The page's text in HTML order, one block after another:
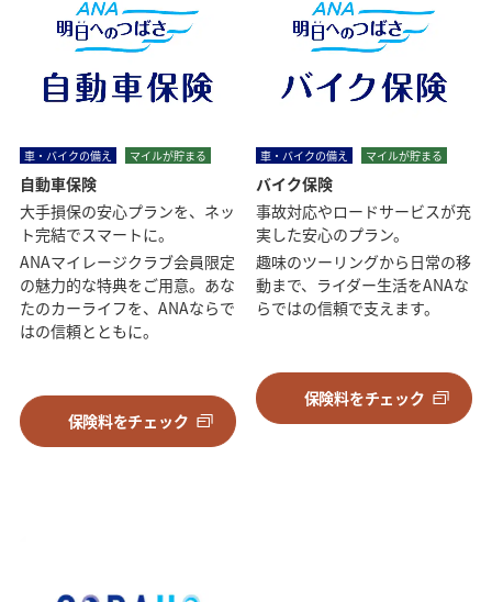
車・バイクの備え マイルが貯まる
自動車保険
大手損保の安心プランを、ネッ
ト完結でスマートに。
ANAマイレージクラブ会員限定
の魅力的な特典をご用意。あな
たのカーライフを、ANAならで
はの信頼とともに。
保険料をチェック
車・バイクの備え マイルが貯まる
バイク保険
事故対応やロードサービスが充
実した安心のプラン。
趣味のツーリングから日常の移
動まで、ライダー生活をANAな
らではの信頼で支えます。
保険料をチェック